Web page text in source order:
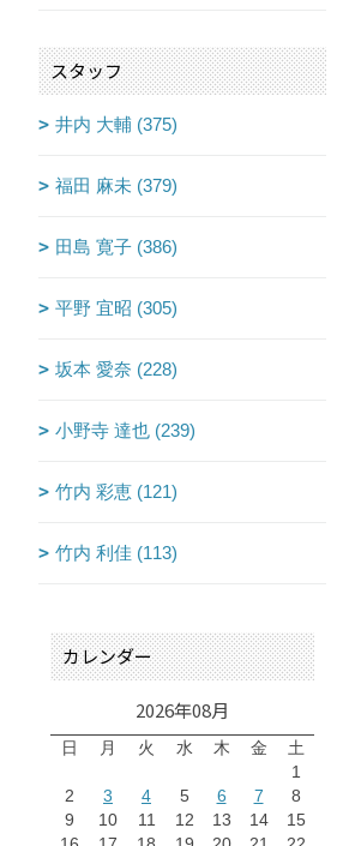
スタッフ
井内 大輔 (375)
福田 麻未 (379)
田島 寛子 (386)
平野 宜昭 (305)
坂本 愛奈 (228)
小野寺 達也 (239)
竹内 彩恵 (121)
竹内 利佳 (113)
カレンダー
2026年08月
日 月 火 水 木 金
土
1
2
3 4 5 6 7
8
9
10 11 12 13 14
15